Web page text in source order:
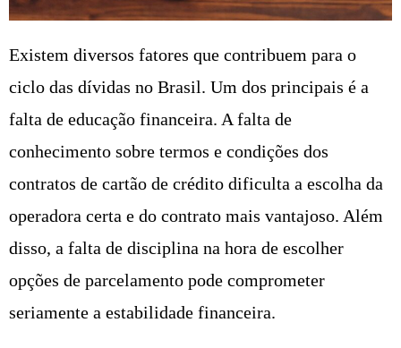
Existem diversos fatores que contribuem para o
ciclo das dívidas no Brasil. Um dos principais é a
falta de educação financeira. A falta de
conhecimento sobre termos e condições dos
contratos de cartão de crédito dificulta a escolha da
operadora certa e do contrato mais vantajoso. Além
disso, a falta de disciplina na hora de escolher
opções de parcelamento pode comprometer
seriamente a estabilidade financeira.